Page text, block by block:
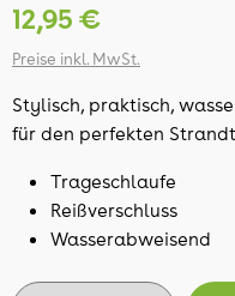
12,95 €
Preise inkl. MwSt.
Stylisch, praktisch,
für den perfekten
Trageschlaufe
Reißverschluss
Wasserabweisend